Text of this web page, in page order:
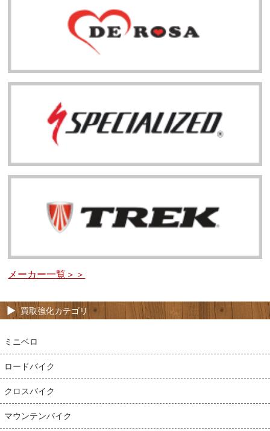
メーカー一覧＞＞
買取強化カテゴリ
ミニベロ
ロードバイク
クロスバイク
マウンテンバイク